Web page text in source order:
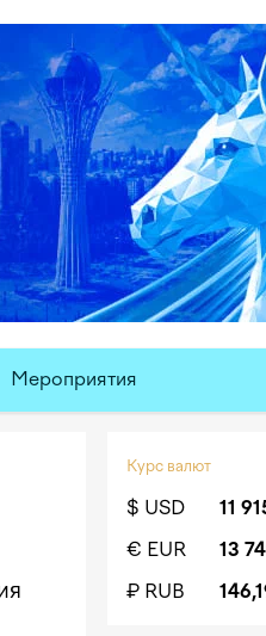
Мероприятия
Курс валют
$ USD 11
€ EUR
13
₽ RUB